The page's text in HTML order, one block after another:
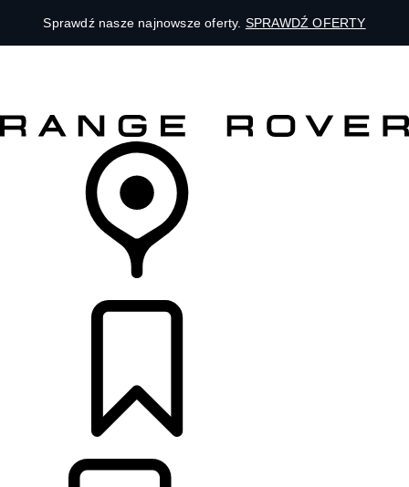
Sprawdź nasze najnowsze oferty. SPRAWDŹ OFERTY